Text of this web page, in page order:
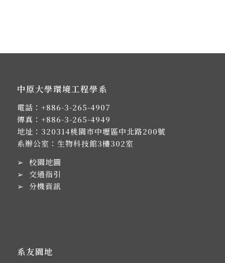
中原大學環境工程學系
電話： +886-3-265-4907
傳真：+886-3-265-4949
地址： 320314桃園市中壢區中北路200號
系辦公室：生物科技館3樓302室
➢ 校園地圖
➢ 交通指引
➢ 分機資訊
系友園地